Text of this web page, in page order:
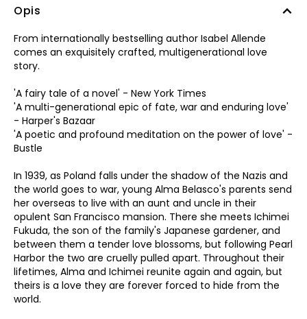
Opis
From internationally bestselling author Isabel Allende
comes an exquisitely crafted, multigenerational love
story.
'A fairy tale of a novel' - New York Times
'A multi-generational epic of fate, war and enduring love'
- Harper's Bazaar
'A poetic and profound meditation on the power of love' -
Bustle
In 1939, as Poland falls under the shadow of the Nazis and
the world goes to war, young Alma Belasco's parents send
her overseas to live with an aunt and uncle in their
opulent San Francisco mansion. There she meets Ichimei
Fukuda, the son of the family's Japanese gardener, and
between them a tender love blossoms, but following Pearl
Harbor the two are cruelly pulled apart. Throughout their
lifetimes, Alma and Ichimei reunite again and again, but
theirs is a love they are forever forced to hide from the
world.